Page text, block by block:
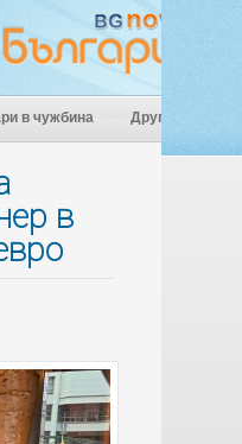
в чужбина Други
в